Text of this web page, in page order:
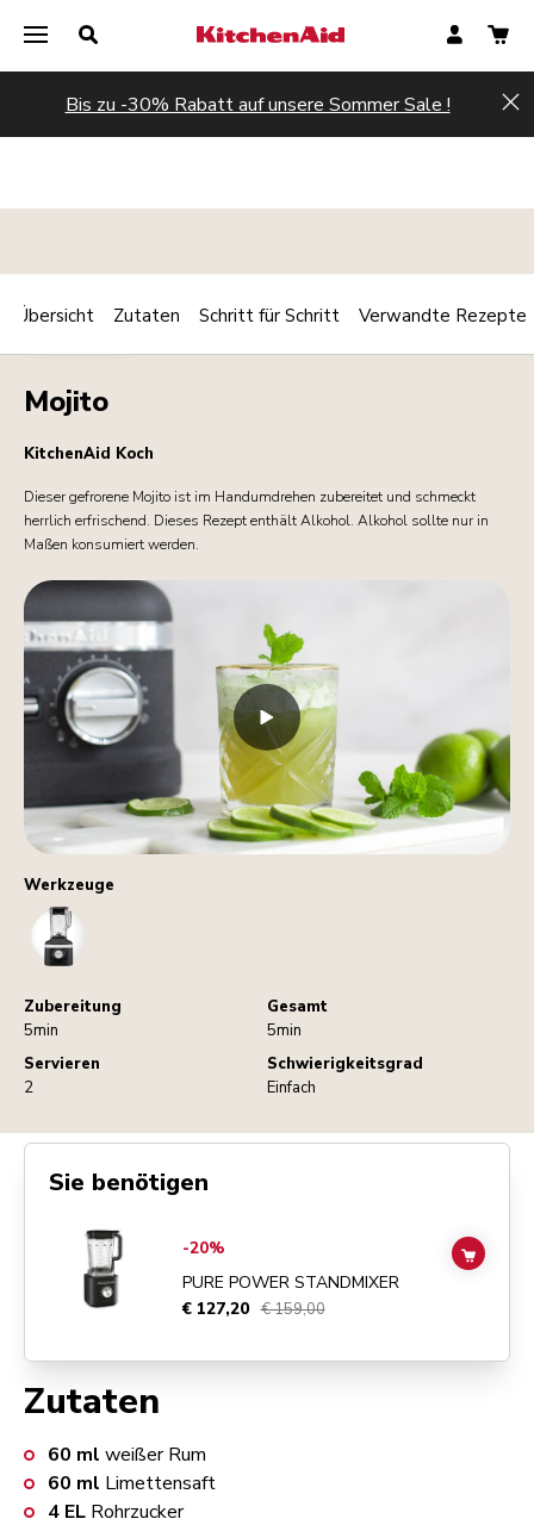
Bis zu -30% Rabatt auf unsere Sommer Sale !
Werkzeuge
Blender
Zubereitung
5min
Gesamt
5min
Servieren
2
Schwierigkeitsgrad
Einfach
GETRÄNKE Print
Share
Mojito
KitchenAid Koch
Dieser gefrorene Mojito ist im Handumdrehen zubereitet und schmeckt
herrlich erfrischend. Dieses Rezept enthält Alkohol. Alkohol sollte nur in
Maßen konsumiert werden.
Übersicht Zutaten Schritt für Schritt Verwandte Rezepte
Zutaten
60 ml weißer Rum
60 ml Limettensaft
4 EL Rohrzucker
Sie benötigen
Go toPure Power Standmixer
-20%
PURE POWER STANDMIXER
€ 127,20 € 159,00
ADD